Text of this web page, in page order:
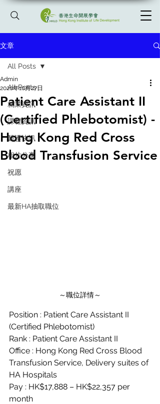
文章
All Posts
就業資訊
課程資訊
醫護快訊
相片分享
祝愿
講座
最新HA抽取職位
All Posts
Patient Care Assistant II
(Certified Phlebotomist) -
Hong Kong Red Cross
Blood Transfusion Service
Admin
2020年10月27日
～職位詳情～
Position : Patient Care Assistant II
(Certified Phlebotomist)
Rank : Patient Care Assistant II
Office : Hong Kong Red Cross Blood
Transfusion Service, Delivery suites of
HA Hospitals
Pay : HK$17,888 – HK$22,357 per
month